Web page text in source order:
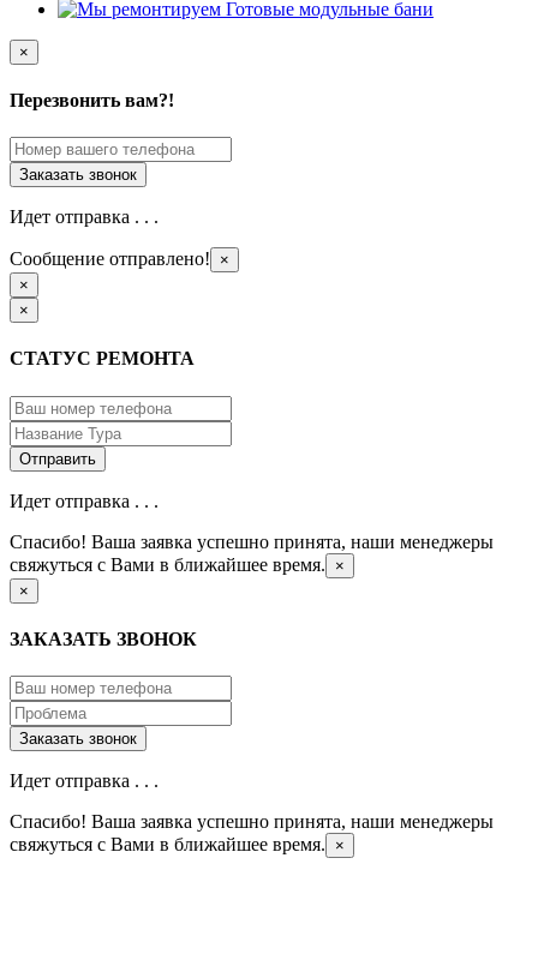
×
Перезвонить вам?!
Идет отправка . . .
Сообщение отправлено!
×
×
×
СТАТУС РЕМОНТА
Идет отправка . . .
Спасибо! Ваша заявка успешно принята, наши менеджеры
свяжуться с Вами в ближайшее время.
×
×
ЗАКАЗАТЬ ЗВОНОК
Идет отправка . . .
Спасибо! Ваша заявка успешно принята, наши менеджеры
свяжуться с Вами в ближайшее время.
×